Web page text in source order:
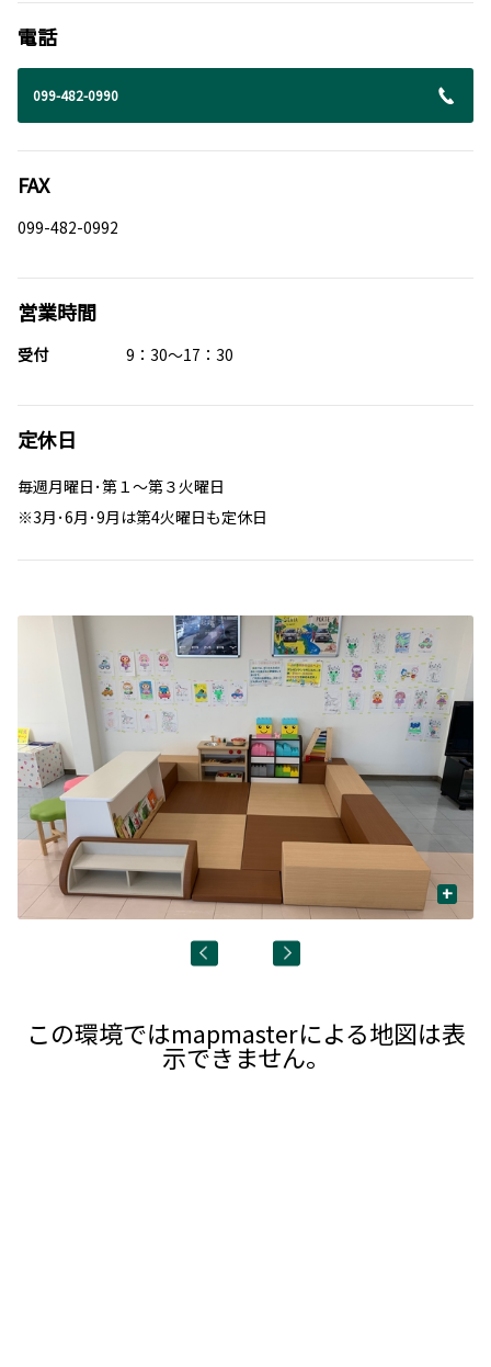
電話
099-482-0990
FAX
099-482-0992
営業時間
受付 9：30～17：30
定休日
毎週月曜日･第１～第３火曜日
※3月･6月･9月は第4火曜日も定休日
+
この環境ではmapmasterによる地図は表
示できません。